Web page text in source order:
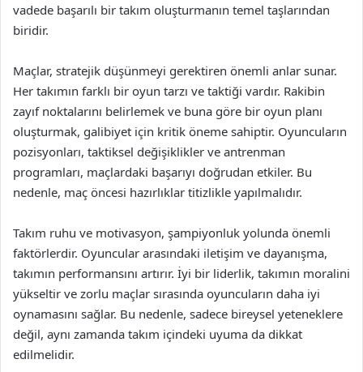
vadede başarılı bir takım oluşturmanın temel taşlarından
biridir.
Maçlar, stratejik düşünmeyi gerektiren önemli anlar sunar.
Her takımın farklı bir oyun tarzı ve taktiği vardır. Rakibin
zayıf noktalarını belirlemek ve buna göre bir oyun planı
oluşturmak, galibiyet için kritik öneme sahiptir. Oyuncuların
pozisyonları, taktiksel değişiklikler ve antrenman
programları, maçlardaki başarıyı doğrudan etkiler. Bu
nedenle, maç öncesi hazırlıklar titizlikle yapılmalıdır.
Takım ruhu ve motivasyon, şampiyonluk yolunda önemli
faktörlerdir. Oyuncular arasındaki iletişim ve dayanışma,
takımın performansını artırır. İyi bir liderlik, takımın moralini
yükseltir ve zorlu maçlar sırasında oyuncuların daha iyi
oynamasını sağlar. Bu nedenle, sadece bireysel yeteneklere
değil, aynı zamanda takım içindeki uyuma da dikkat
edilmelidir.